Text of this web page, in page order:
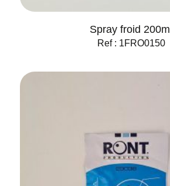
Spray froid 200ml
Ref : 1FRO0150